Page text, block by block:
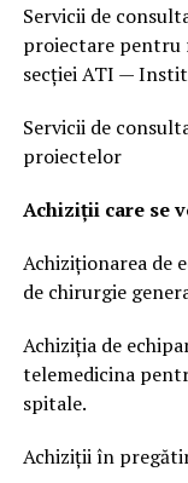
Servicii de
proiectare pentru
secției ATI —
Servicii de
proiectelor
Achiziții care se
Achiziționarea de
de chirurgie
Achiziția de
telemedicina
spitale.
Achiziții în